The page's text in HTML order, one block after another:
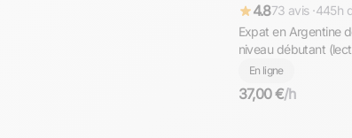
4.873 avis ·445h
Expat en Argentine
niveau débutant
conversation)
En ligne
37,00 €/h